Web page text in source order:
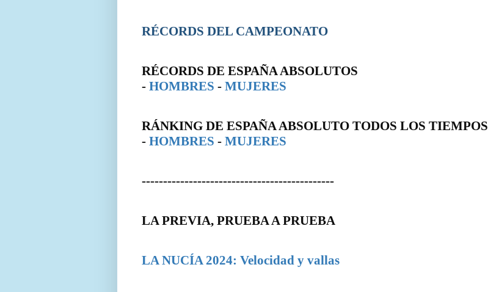
RÉCORDS DEL CAMPEONATO
RÉCORDS DE ESPAÑA ABSOLUTOS
- HOMBRES - MUJERES
RÁNKING DE ESPAÑA ABSOLUTO TODOS LOS TIEMPOS
- HOMBRES - MUJERES
---------------------------------------------
LA PREVIA, PRUEBA A PRUEBA
LA NUCÍA 2024: Velocidad y vallas